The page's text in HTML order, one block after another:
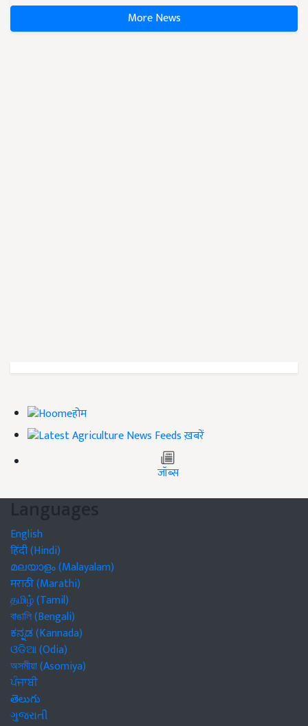
More News
होम
ख़बरें
जॉब्स
Languages
English
हिंदी (Hindi)
മലയാളം (Malayalam)
मराठी (Marathi)
தமிழ் (Tamil)
বাঙালি (Bengali)
ಕನ್ನಡ (Kannada)
ଓଡିଆ (Odia)
অসমীয়া (Asomiya)
ਪੰਜਾਬੀ
తెలుగు
ગુજરાતી